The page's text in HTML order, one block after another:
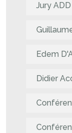
Jury ADD
Edem
Didier